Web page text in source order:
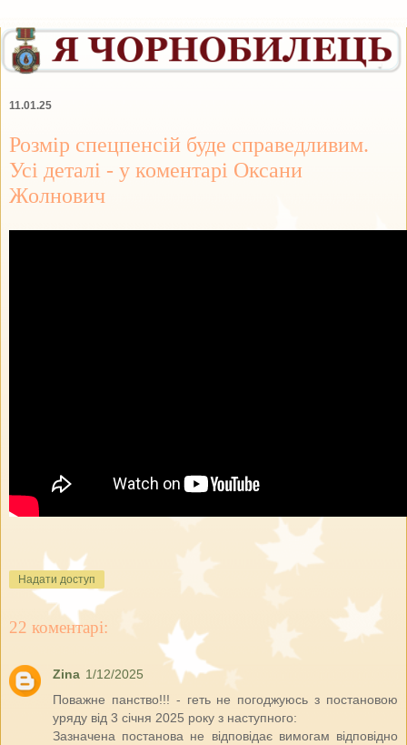
11.01.25
Розмір спецпенсій буде справедливим.
Усі деталі - у коментарі Оксани
Жолнович
Надати доступ
22 коментарі:
Zina 1/12/2025
Поважне панство!!! - геть не погоджуюсь з постановою
уряду від 3 січня 2025 року з наступного:
Зазначена постанова не відповідає вимогам відповідно